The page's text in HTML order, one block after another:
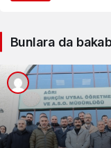
Bunlara da